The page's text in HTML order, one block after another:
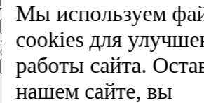
Телефон
Адрес
Страна
Россия
Россия
Мы используем
cооkies для
работы сайта.
нашем сайте, вы